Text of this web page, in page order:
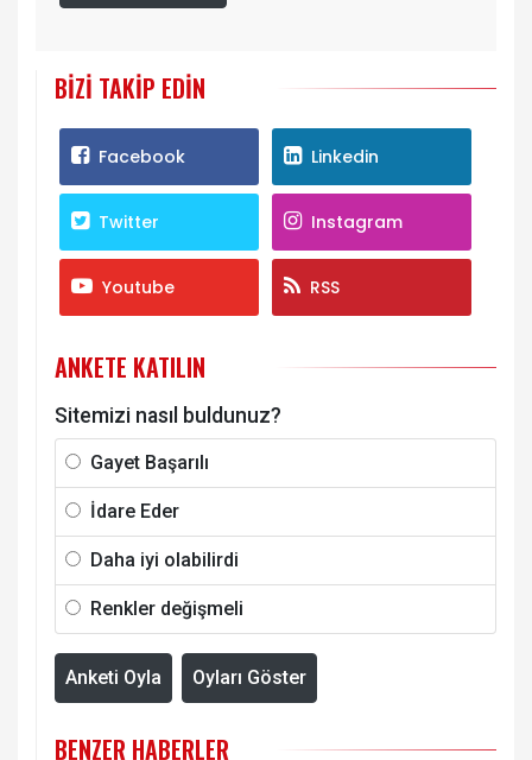
BIZI TAKIP EDIN
Facebook Linkedin
Twitter Instagram
Youtube RSS
ANKETE KATILIN
Sitemizi nasıl buldunuz?
Gayet Başarılı
İdare Eder
Daha iyi olabilirdi
Renkler değişmeli
Anketi Oyla Oyları Göster
BENZER HABERLER